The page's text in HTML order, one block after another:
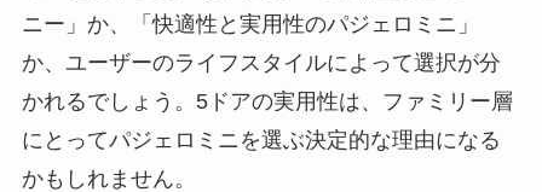
ニー」か、「快適性と実用性のパジェロミニ」
か、ユーザーのライフスタイルによって選択が分
かれるでしょう。5ドアの実用性は、ファミリー層
にとってパジェロミニを選ぶ決定的な理由になる
かもしれません。